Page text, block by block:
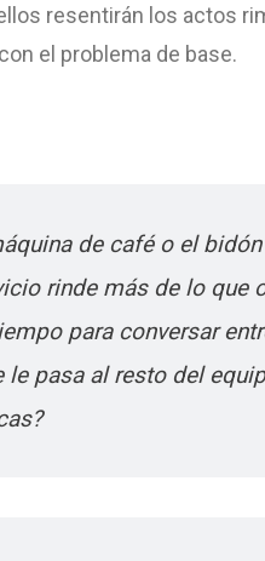
resentirán los actos
el problema de base.
de café o el
rinde más de lo que
para conversar
pasa al resto del